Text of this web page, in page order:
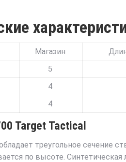
Магазин
5
4
4
Target Tactical
треугольное сечение
по высоте.